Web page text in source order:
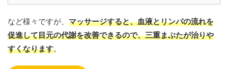
など様々ですが、 マッサージすると、血液とリンパの流れを
促進して目元の代謝を改善できるので、三重まぶたが治りや
すくなります。